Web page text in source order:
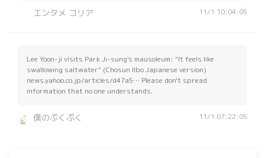
エンタメ コリア 11/1 10:04:05
Lee Yoon-ji visits Park Ji-sung's mausoleum: "It feels like
swallowing saltwater" (Chosun Ilbo Japanese version)
news.yahoo.co.jp/articles/d47a5… Please don't spread
information that no one understands.
僕のぷくぷく 11/1 07:22:05